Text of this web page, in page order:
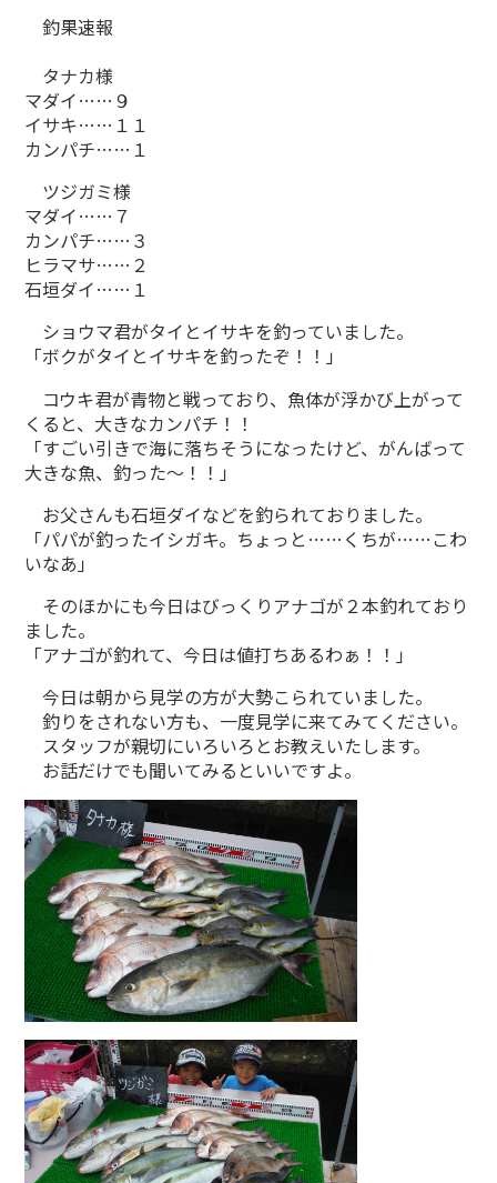
釣果速報
タナカ様
マダイ……９
イサキ……１１
カンパチ……１
ツジガミ様
マダイ……７
カンパチ……３
ヒラマサ……２
石垣ダイ……１
ショウマ君がタイとイサキを釣っていました。
「ボクがタイとイサキを釣ったぞ！！」
コウキ君が青物と戦っており、魚体が浮かび上がって
くると、大きなカンパチ！！
「すごい引きで海に落ちそうになったけど、がんばって
大きな魚、釣った〜！！」
お父さんも石垣ダイなどを釣られておりました。
「パパが釣ったイシガキ。ちょっと……くちが……こわ
いなあ」
そのほかにも今日はびっくりアナゴが２本釣れており
ました。
「アナゴが釣れて、今日は値打ちあるわぁ！！」
今日は朝から見学の方が大勢こられていました。
釣りをされない方も、一度見学に来てみてください。
スタッフが親切にいろいろとお教えいたします。
お話だけでも聞いてみるといいですよ。